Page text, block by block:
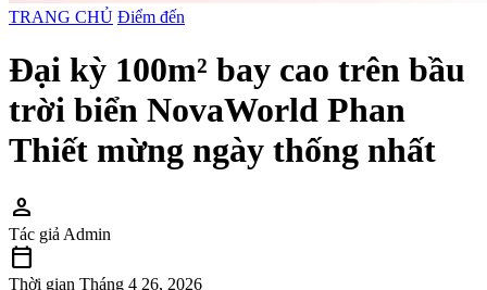
TRANG CHỦ Điểm đến
Đại kỳ 100m² bay cao trên bầu
trời biển NovaWorld Phan
Thiết mừng ngày thống nhất
person
Tác giả Admin
calendar_today
Thời gian Tháng 4 26, 2026